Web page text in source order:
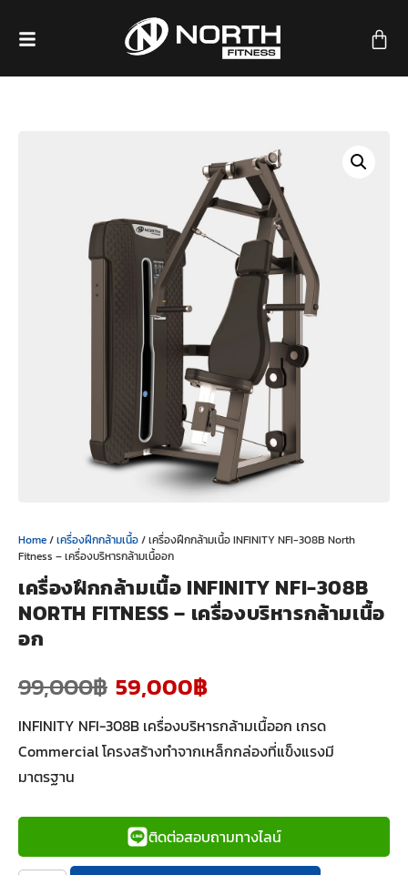
Home/เครื่องฝึกกล้ามเนื้อ/ เครื่องฝึกกล้ามเนื้อ INFINITY NFI-308B North
Fitness – เครื่องบริหารกล้ามเนื้ออก
เครื่องฝึกกล้ามเนื้อ INFINITY NFI-308B
NORTH FITNESS – เครื่องบริหารกล้ามเนื้อ
อก
99,000฿ 59,000฿
INFINITY NFI-308B เครื่องบริหารกล้ามเนื้ออก เกรด
Commercial โครงสร้างทำจากเหล็กกล่องที่แข็งแรงมี
มาตรฐาน
ติดต่อสอบถามทางไลน์